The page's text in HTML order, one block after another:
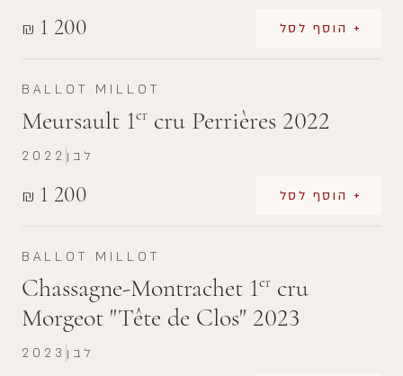
₪ 1 200 + הוסף לסל
BALLOT MILLOT
Meursault 1er cru Perrières 2022
₪ 1 200 + הוסף לסל
2022 לבן
BALLOT MILLOT
Chassagne-Montrachet 1er cru
Morgeot "Tête de Clos" 2023
2023 לבן